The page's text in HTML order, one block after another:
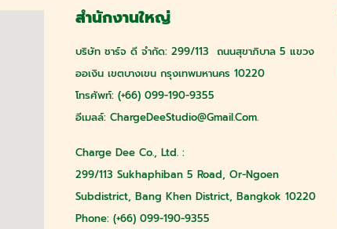
สำนักงานใหญ่
บริษัท ชาร์จ ดี จำกัด: 299/113 ถนนสุขาภิบาล 5 แขวง
ออเงิน เขตบางเขน กรุงเทพมหานคร 10220
โทรศัพท์: (+66) 099-190-9355
อีเมลล์:ChargeDeeStudio@gmail.com.
Charge Dee Co., Ltd. :
299/113 Sukhaphiban 5 Road, Or-Ngoen
Subdistrict, Bang Khen District, Bangkok 10220
Phone: (+66) 099-190-9355